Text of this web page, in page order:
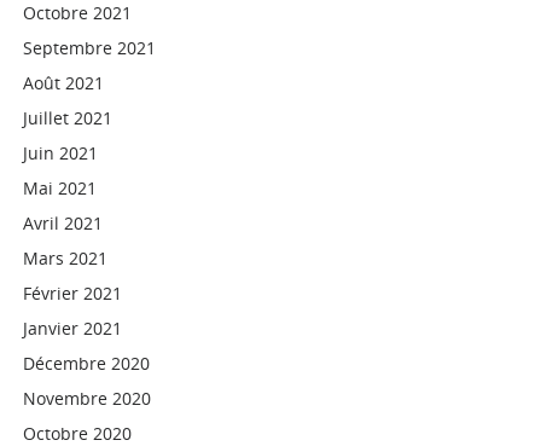
Octobre 2021
Septembre 2021
Août 2021
Juillet 2021
Juin 2021
Mai 2021
Avril 2021
Mars 2021
Février 2021
Janvier 2021
Décembre 2020
Novembre 2020
Octobre 2020